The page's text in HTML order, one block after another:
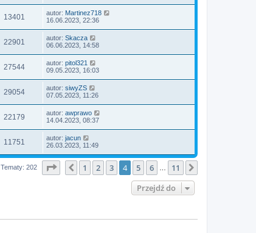
13401 autor: Martinez718
16.06.2023, 22:36
22901 autor: Skacza
06.06.2023, 14:58
27544 autor: pitol321
09.05.2023, 16:03
29054 autor: siwyZS
07.05.2023, 11:26
22179 autor: awprawo
14.04.2023, 08:37
11751 autor: jacun
26.03.2023, 11:49
Tematy: 202 Strona4 11
Poprzednia
1 2 3 4 5 6 11
Przejdź do